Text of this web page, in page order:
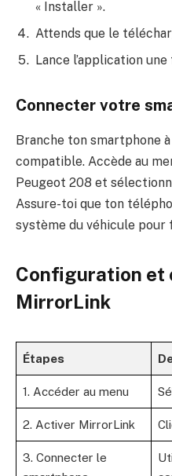
« Installer ».
Attends que le
Lance l’application
Connecter votre
Branche ton smartphone à
compatible. Accède au
Peugeot 208 et
Assure-toi que ton
système du véhicule pour
Configuration et
MirrorLink
Étapes
1. Accéder au menu
2. Activer MirrorLink
3. Connecter le